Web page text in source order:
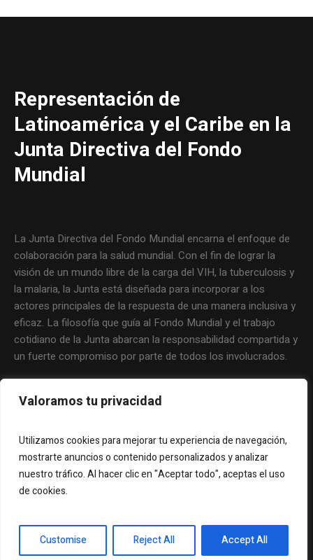
Valoramos tu privacidad
Utilizamos cookies para mejorar tu experiencia de navegación,
mostrarte anuncios o contenido personalizados y analizar
nuestro tráfico. Al hacer clic en "Aceptar todo", aceptas el uso
de cookies.
Customise Reject All Accept All
Representación de
Latinoamérica y el Caribe en la
Junta Directiva del Fondo
Mundial
La Junta Directiva del Fondo Mundial encarna el enfoque de
colaboración para la salud mundial. Con el fin de lograr la
visión de un mundo libre de la carga del VIH, la tuberculosis y
la malaria, la Junta está diseñada para incorporar a los
actores principales de la respuesta de una manera inclusiva y
eficaz. La filosofía que guía al Fondo Mundial y el trabajo
cotidiano de la Junta abarcan la responsabilidad compartida y
un fuerte compromiso por parte de todos los involucrados.
Copyright © 2012 Representación de Latinoamérica y el
Caribe en el Fondo Mundial